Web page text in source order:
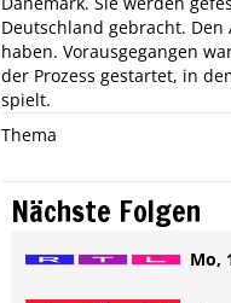
Deutschland gebracht.
haben. Vorausgegangen
der Prozess gestartet, in
spielt.
Thema
Nächste Folgen
Mo,